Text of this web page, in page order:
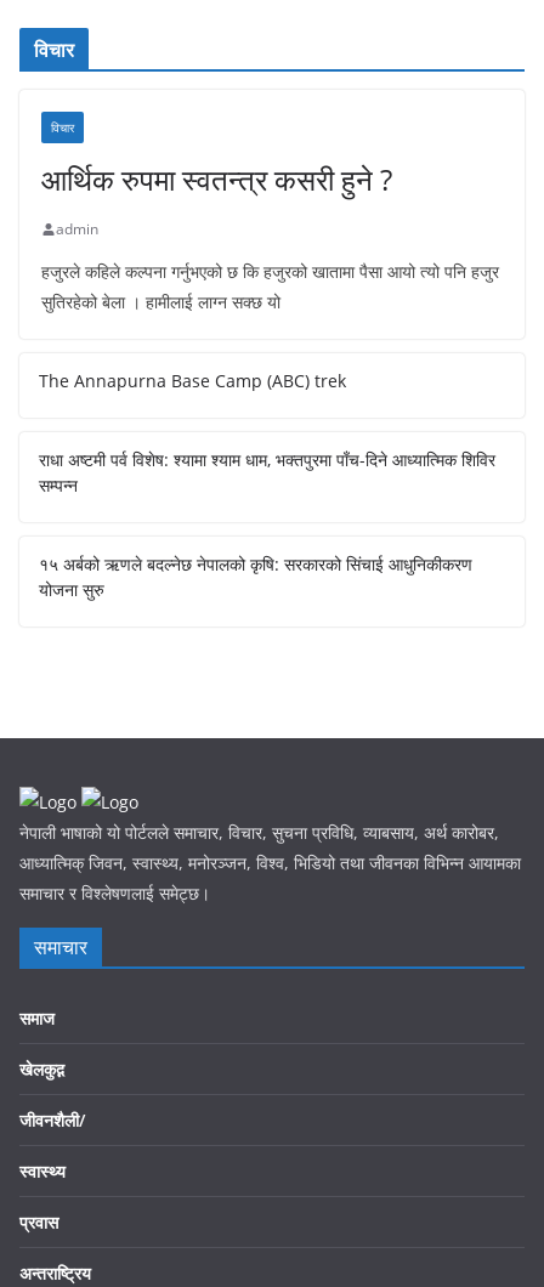
विचार
विचार
आर्थिक रुपमा स्वतन्त्र कसरी हुने ?
admin
हजुरले कहिले कल्पना गर्नुभएको छ कि हजुरको खातामा पैसा आयो त्यो पनि हजुर
सुतिरहेको बेला । हामीलाई लाग्न सक्छ यो
The Annapurna Base Camp (ABC) trek
राधा अष्टमी पर्व विशेष: श्यामा श्याम धाम, भक्तपुरमा पाँच-दिने आध्यात्मिक शिविर
सम्पन्न
१५ अर्बको ऋणले बदल्नेछ नेपालको कृषि: सरकारको सिंचाई आधुनिकीकरण
योजना सुरु
नेपाली भाषाको यो पोर्टलले समाचार, विचार, सुचना प्रविधि, व्याबसाय, अर्थ कारोबर,
आध्यात्मिक् जिवन, स्वास्थ्य, मनोरञ्जन, विश्व, भिडियो तथा जीवनका विभिन्न आयामका
समाचार र विश्लेषणलाई समेट्छ।
समाचार
समाज
खेलकुद़़
जीवनशैली/
स्वास्थ्य
प्रवास
अन्तराष्ट्रिय